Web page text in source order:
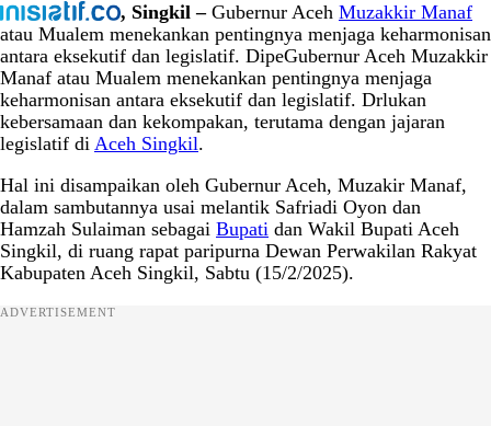
, Singkil –Gubernur Aceh Muzakkir Manaf
atau Mualem menekankan pentingnya menjaga keharmonisan
antara eksekutif dan legislatif. DipeGubernur Aceh Muzakkir
Manaf atau Mualem menekankan pentingnya menjaga
keharmonisan antara eksekutif dan legislatif. Drlukan
kebersamaan dan kekompakan, terutama dengan jajaran
legislatif di Aceh Singkil.
Hal ini disampaikan oleh Gubernur Aceh, Muzakir Manaf,
dalam sambutannya usai melantik Safriadi Oyon dan
Hamzah Sulaiman sebagai Bupati dan Wakil Bupati Aceh
Singkil, di ruang rapat paripurna Dewan Perwakilan Rakyat
Kabupaten Aceh Singkil, Sabtu (15/2/2025).
ADVERTISEMENT